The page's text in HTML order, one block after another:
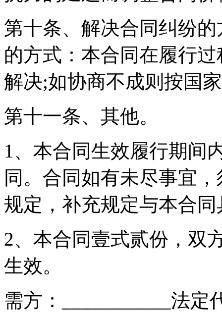
第十条、解决合同纠纷
的方式：本合同在履行
解决;如协商不成则按国
第十一条、其他。
1、本合同生效履行期间
同。合同如有未尽事宜
规定，补充规定与本合
2、本合同壹式贰份，双
生效。
需方：___________法定